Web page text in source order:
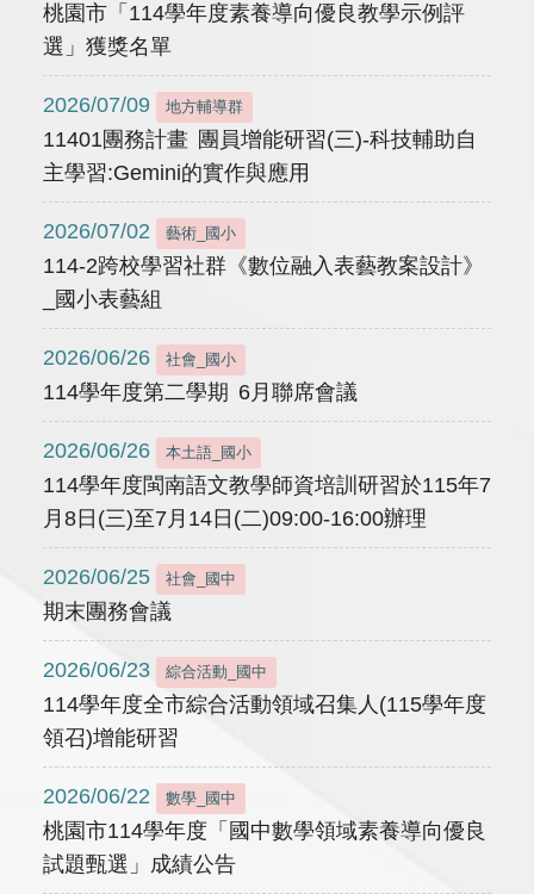
桃園市「114學年度素養導向優良教學示例評
選」獲獎名單
2026/07/09 地方輔導群
11401團務計畫 團員增能研習(三)-科技輔助自
主學習:Gemini的實作與應用
2026/07/02 藝術_國小
114-2跨校學習社群《數位融入表藝教案設計》
_國小表藝組
2026/06/26 社會_國小
114學年度第二學期 6月聯席會議
2026/06/26 本土語_國小
114學年度閩南語文教學師資培訓研習於115年7
月8日(三)至7月14日(二)09:00-16:00辦理
2026/06/25 社會_國中
期末團務會議
2026/06/23 綜合活動_國中
114學年度全市綜合活動領域召集人(115學年度
領召)增能研習
2026/06/22 數學_國中
桃園市114學年度「國中數學領域素養導向優良
試題甄選」成績公告